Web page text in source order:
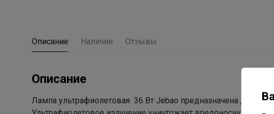
Описание Наличие Отзывы
Описание
Лампа ультрафиолетовая 36 Вт Jebao предназначена для